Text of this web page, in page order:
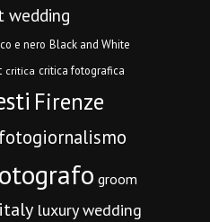
wedding
e nero Black and White
critica critica fotografica
Firenze
fotogiornalismo
groom
italy luxury wedding